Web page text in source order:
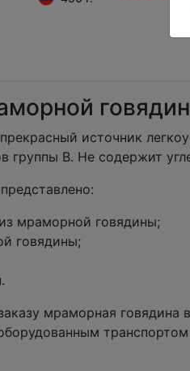
источник
группы В. Не содержит
мраморной говядины;
говядины;
мраморная говядина